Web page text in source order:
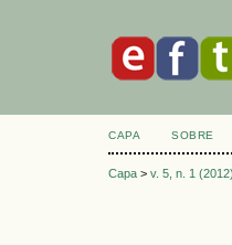
CAPA SOBRE
Capa > v. 5, n. 1 (2012)